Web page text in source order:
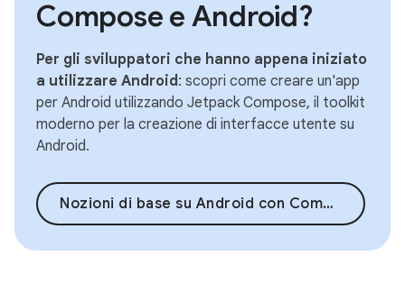
Compose e Android?
Per gli sviluppatori che hanno appena iniziato
a utilizzare Android: scopri come creare un'app
per Android utilizzando Jetpack Compose, il toolkit
moderno per la creazione di interfacce utente su
Android.
Nozioni di base su Android con Compose